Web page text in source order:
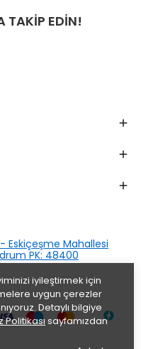
iyileştirmek için
uygun çerezler
Detaylı bilgiye
Politikası sayfamızdan
TAKİP EDİN!
Eskiçeşme Mahallesi
PK: 48400